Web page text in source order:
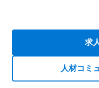
求
人材コミ